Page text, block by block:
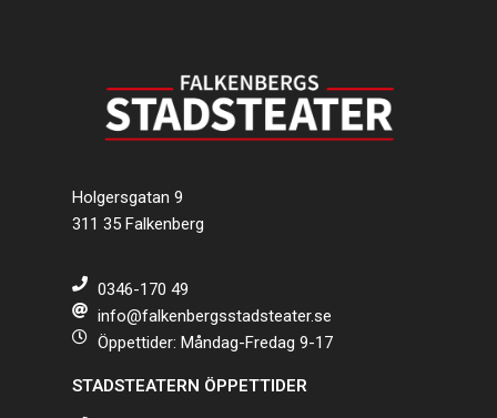
Holgersgatan 9
311 35 Falkenberg
0346-170 49
info@falkenbergsstadsteater.se
Öppettider: Måndag-Fredag 9-17
STADSTEATERN ÖPPETTIDER